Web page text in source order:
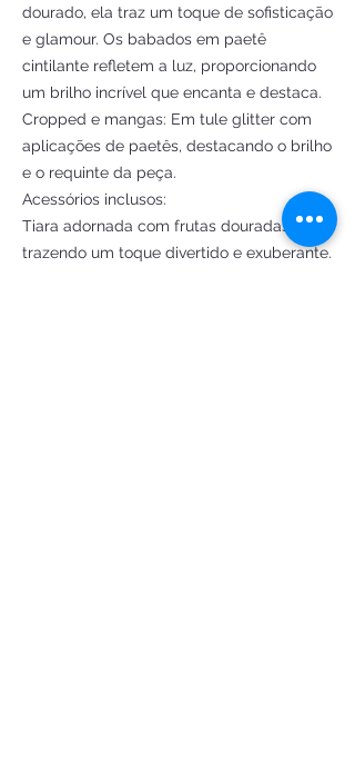
dourado, ela traz um toque de sofisticação
e glamour. Os babados em paetê
cintilante refletem a luz, proporcionando
um brilho incrível que encanta e destaca.
Cropped e mangas: Em tule glitter com
aplicações de paetês, destacando o brilho
e o requinte da peça.
Acessórios inclusos:
Tiara adornada com frutas douradas,
trazendo um toque divertido e exuberante.